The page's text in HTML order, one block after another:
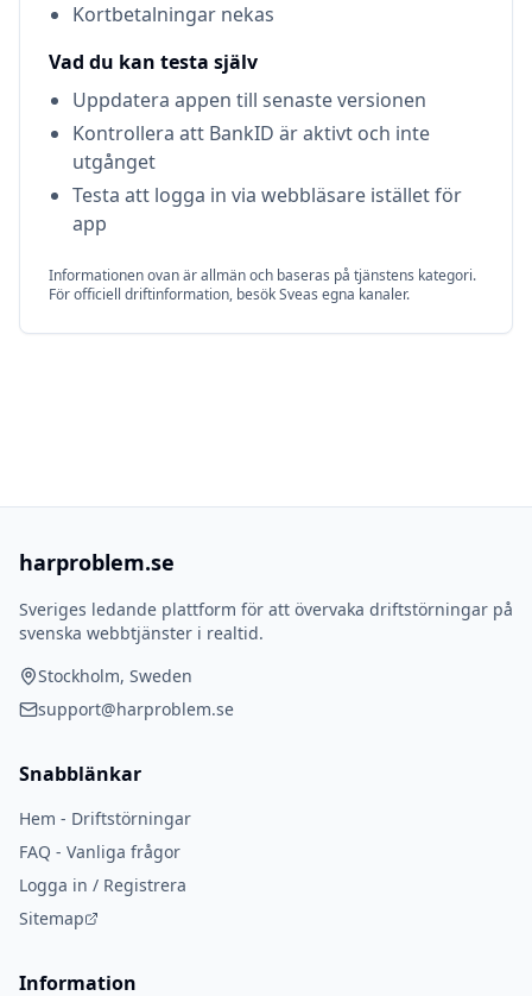
Kortbetalningar nekas
Vad du kan testa själv
Uppdatera appen till senaste versionen
Kontrollera att BankID är aktivt och inte
utgånget
Testa att logga in via webbläsare istället för
app
Informationen ovan är allmän och baseras på tjänstens kategori.
För officiell driftinformation, besökSveas egna kanaler.
harproblem.se
Sveriges ledande plattform för att övervaka driftstörningar på
svenska webbtjänster i realtid.
Stockholm, Sweden
support@harproblem.se
Snabblänkar
Hem - Driftstörningar
FAQ - Vanliga frågor
Logga in / Registrera
Sitemap
Information